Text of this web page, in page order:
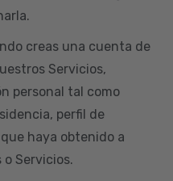
creas una cuenta de
Servicios,
personal tal como
perfil de
haya obtenido a
Servicios.